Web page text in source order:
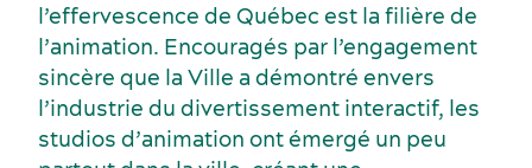
Gastronomie et services alimentaires
Événements sportifs
l’effervescence de Québec est la filière de
l’animation. Encouragés par l’engagement
sincère que la Ville a démontré envers
l’industrie du divertissement interactif, les
studios d’animation ont émergé un peu